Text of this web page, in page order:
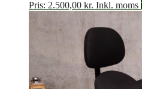
Pris: 2.500,00 kr. Inkl. moms